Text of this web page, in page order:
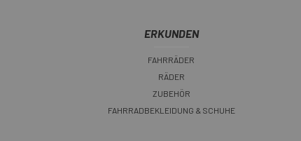
ERKUNDEN
FAHRRÄDER
RÄDER
ZUBEHÖR
FAHRRADBEKLEIDUNG & SCHUHE